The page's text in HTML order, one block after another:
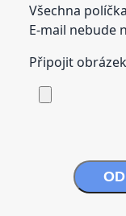
Všechna
E-mail nebude
Připojit obrázek